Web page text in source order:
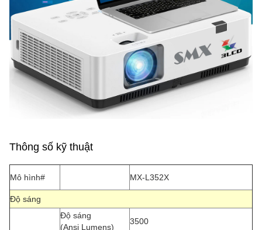
Thông số kỹ thuật
Mô hình# MX-L352X
Độ sáng
Độ sáng
(Ansi Lumens)
3500